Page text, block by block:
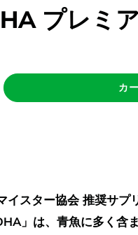
プレミ
カ
スター協会 推奨サプ
」は、青魚に多く含